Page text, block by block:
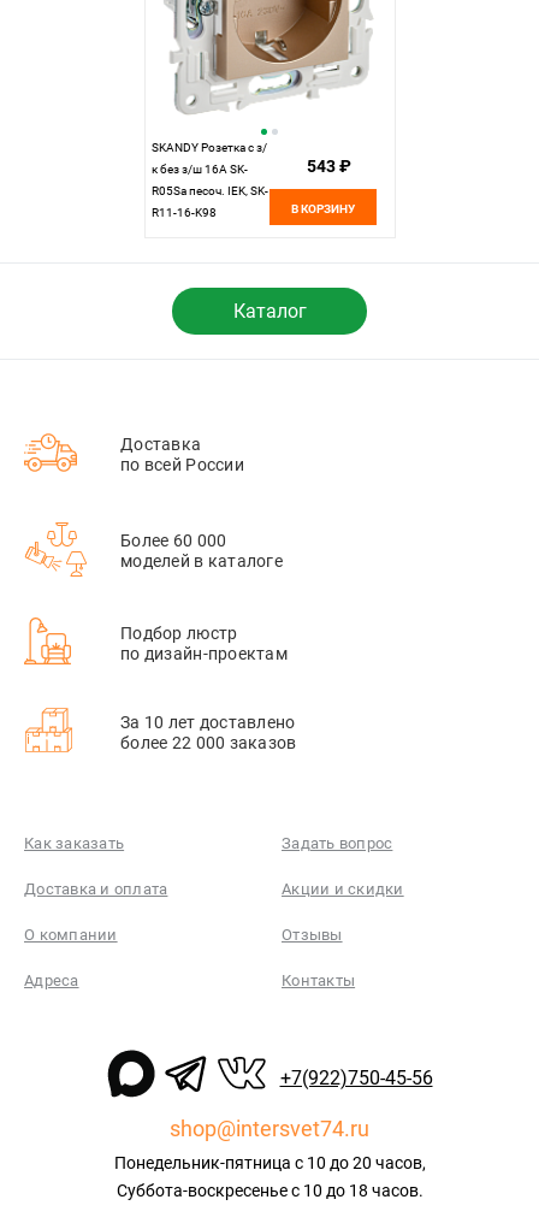
SKANDY Розетка с з/
к без з/ш 16А SK-
R05Sa песоч. IEK, SK-
R11-16-K98
543 ₽
В КОРЗИНУ
Каталог
Доставка
по всей России
Более 60 000
моделей в каталоге
Подбор люстр
по дизайн-проектам
За 10 лет доставлено
более 22 000 заказов
Как заказать Задать вопрос
Доставка и оплата Акции и скидки
О компании Отзывы
Адреса Контакты
+7(922)750-45-56
shop@intersvet74.ru
Понедельник-пятница с 10 до 20 часов,
Суббота-воскресенье с 10 до 18 часов.